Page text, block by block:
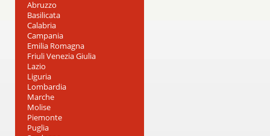
Abruzzo
Basilicata
Calabria
Campania
Emilia Romagna
Friuli Venezia Giulia
Lazio
Liguria
Lombardia
Marche
Molise
Piemonte
Puglia